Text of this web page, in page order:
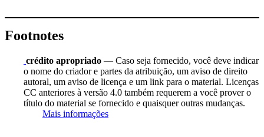
Footnotes
crédito apropriado — Caso seja fornecido, você deve indicar
o nome do criador e partes da atribuição, um aviso de direito
autoral, um aviso de licença e um link para o material. Licenças
CC anteriores à versão 4.0 também requerem a você prover o
título do material se fornecido e quaisquer outras mudanças.
Mais informações